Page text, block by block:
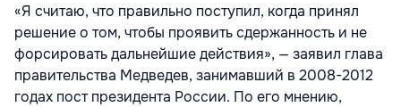
«Я считаю, что правильно поступил, когда принял
решение о том, чтобы проявить сдержанность и не
форсировать дальнейшие действия», — заявил глава
правительства Медведев, занимавший в 2008-2012
годах пост президента России. По его мнению,